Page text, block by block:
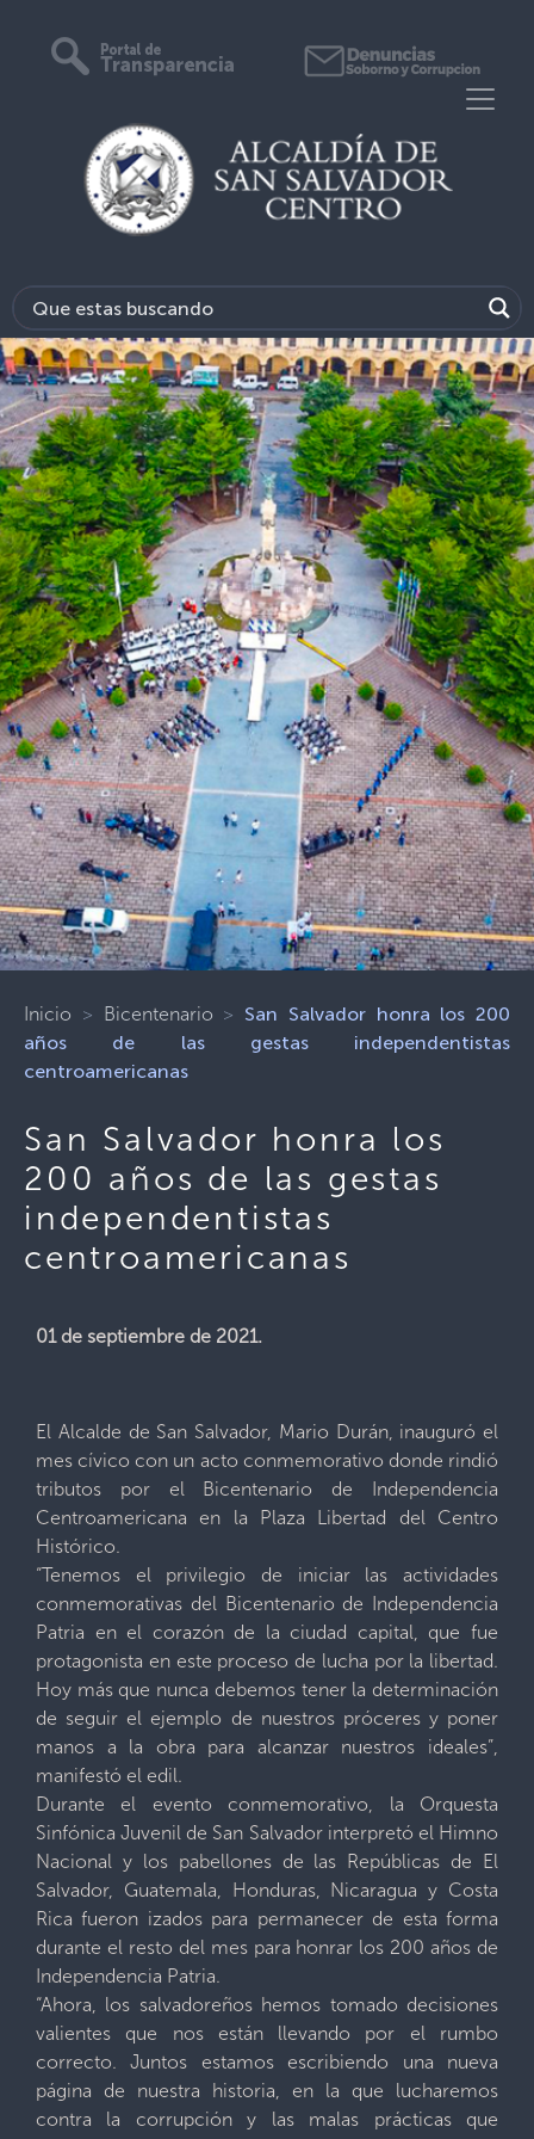
Inicio > Bicentenario > San Salvador honra los 200
años de las gestas independentistas
centroamericanas
San Salvador honra los
200 años de las gestas
independentistas
centroamericanas
01 de septiembre de 2021.
El Alcalde de San Salvador, Mario Durán, inauguró el
mes cívico con un acto conmemorativo donde rindió
tributos por el Bicentenario de Independencia
Centroamericana en la Plaza Libertad del Centro
Histórico.
“Tenemos el privilegio de iniciar las actividades
conmemorativas del Bicentenario de Independencia
Patria en el corazón de la ciudad capital, que fue
protagonista en este proceso de lucha por la libertad.
Hoy más que nunca debemos tener la determinación
de seguir el ejemplo de nuestros próceres y poner
manos a la obra para alcanzar nuestros ideales”,
manifestó el edil.
Durante el evento conmemorativo, la Orquesta
Sinfónica Juvenil de San Salvador interpretó el Himno
Nacional y los pabellones de las Repúblicas de El
Salvador, Guatemala, Honduras, Nicaragua y Costa
Rica fueron izados para permanecer de esta forma
durante el resto del mes para honrar los 200 años de
Independencia Patria.
“Ahora, los salvadoreños hemos tomado decisiones
valientes que nos están llevando por el rumbo
correcto. Juntos estamos escribiendo una nueva
página de nuestra historia, en la que lucharemos
contra la corrupción y las malas prácticas que